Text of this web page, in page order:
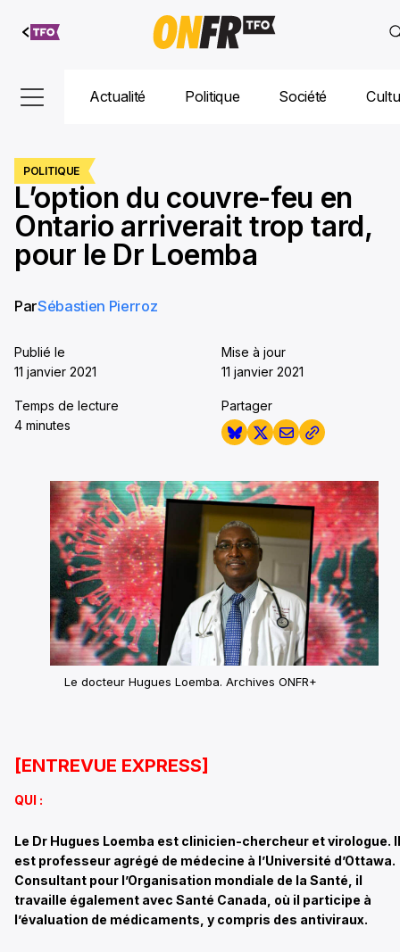
Aller au
contenu
Actualité Politique Société
POLITIQUE
L’option du couvre-feu en
Ontario arriverait trop tard,
pour le Dr Loemba
ParSébastien Pierroz
Publié le
11 janvier 2021
Mise à jour
11 janvier 2021
Temps de lecture
4 minutes
Partager
Le docteur Hugues Loemba. Archives ONFR+
[ENTREVUE EXPRESS]
QUI :
Le Dr Hugues Loemba est clinicien-chercheur et virologue. Il
est professeur agrégé de médecine à l’Université d’Ottawa.
Consultant pour l’Organisation mondiale de la Santé, il
travaille également avec Santé Canada, où il participe à
l’évaluation de médicaments, y compris des antiviraux.